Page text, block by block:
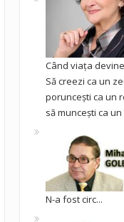
Când viața
Să creezi ca un
poruncești ca un
să muncești ca un
N-a fost circ...